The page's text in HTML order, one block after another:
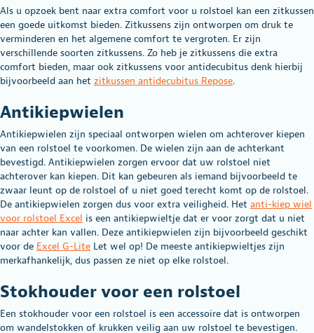
Als u opzoek bent naar extra comfort voor u rolstoel kan een zitkussen
een goede uitkomst bieden. Zitkussens zijn ontworpen om druk te
verminderen en het algemene comfort te vergroten. Er zijn
verschillende soorten zitkussens. Zo heb je zitkussens die extra
comfort bieden, maar ook zitkussens voor antidecubitus denk hierbij
bijvoorbeeld aan het zitkussen antidecubitus Repose.
Antikiepwielen
Antikiepwielen zijn speciaal ontworpen wielen om achterover kiepen
van een rolstoel te voorkomen. De wielen zijn aan de achterkant
bevestigd. Antikiepwielen zorgen ervoor dat uw rolstoel niet
achterover kan kiepen. Dit kan gebeuren als iemand bijvoorbeeld te
zwaar leunt op de rolstoel of u niet goed terecht komt op de rolstoel.
De antikiepwielen zorgen dus voor extra veiligheid. Het anti-kiep wiel
voor rolstoel Excel is een antikiepwieltje dat er voor zorgt dat u niet
naar achter kan vallen. Deze antikiepwielen zijn bijvoorbeeld geschikt
voor de Excel G-Lite Let wel op! De meeste antikiepwieltjes zijn
merkafhankelijk, dus passen ze niet op elke rolstoel.
Stokhouder voor een rolstoel
Een stokhouder voor een rolstoel is een accessoire dat is ontworpen
om wandelstokken of krukken veilig aan uw rolstoel te bevestigen.